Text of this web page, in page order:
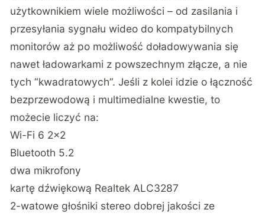
użytkownikiem wiele możliwości – od zasilania i
przesyłania sygnału wideo do kompatybilnych
monitorów aż po możliwość doładowywania się
nawet ładowarkami z powszechnym złącze, a nie
tych “kwadratowych”. Jeśli z kolei idzie o łączność
bezprzewodową i multimedialne kwestie, to
możecie liczyć na:
Wi-Fi 6 2×2
Bluetooth 5.2
dwa mikrofony
kartę dźwiękową Realtek ALC3287
2-watowe głośniki stereo dobrej jakości ze